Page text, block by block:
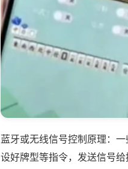
蓝牙或无线信号控制原理：
设好牌型等指令，发送信号